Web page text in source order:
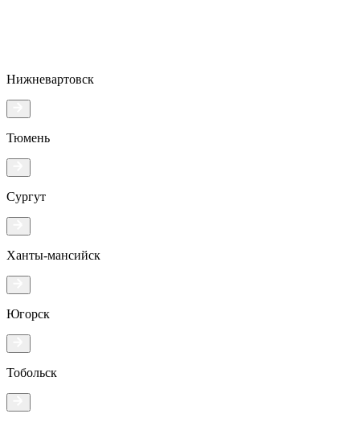
Нижневартовск
Тюмень
Сургут
Ханты-мансийск
Югорск
Тобольск